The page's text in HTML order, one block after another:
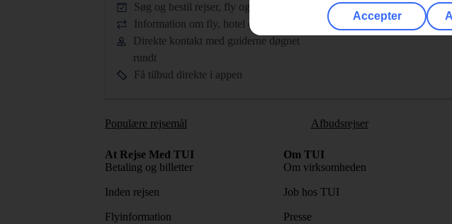
Søg og bestil rejser, fly og hotel
Information om fly, hotel og transfer
Direkte kontakt med guiderne døgnet
rundt
Få tilbud direkte i appen
Scan QR-koden med dit
mobilkamera for at hente
Populære rejsemål Afbudsrejser
At Rejse Med TUI
Betaling og billetter
Inden rejsen
Flyinformation
Om TUI
Om virksomheden
Job hos TUI
Presse
Accepter